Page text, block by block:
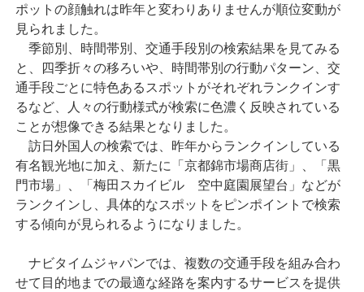
ポットの顔触れは昨年と変わりありませんが順位変動が
見られました。
季節別、時間帯別、交通手段別の検索結果を見てみる
と、四季折々の移ろいや、時間帯別の行動パターン、交
通手段ごとに特色あるスポットがそれぞれランクインす
るなど、人々の行動様式が検索に色濃く反映されている
ことが想像できる結果となりました。
訪日外国人の検索では、昨年からランクインしている
有名観光地に加え、新たに「京都錦市場商店街」、「黒
門市場」、「梅田スカイビル 空中庭園展望台」などが
ランクインし、具体的なスポットをピンポイントで検索
する傾向が見られるようになりました。
ナビタイムジャパンでは、複数の交通手段を組み合わ
せて目的地までの最適な経路を案内するサービスを提供